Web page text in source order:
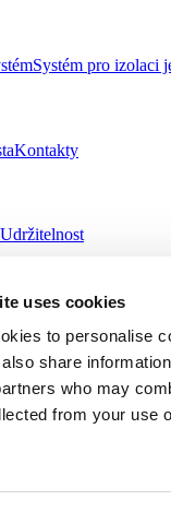
uses cookies
to personalise
share
who may
from your use
Systém pro izolaci
Kontakty
Udržitelnost